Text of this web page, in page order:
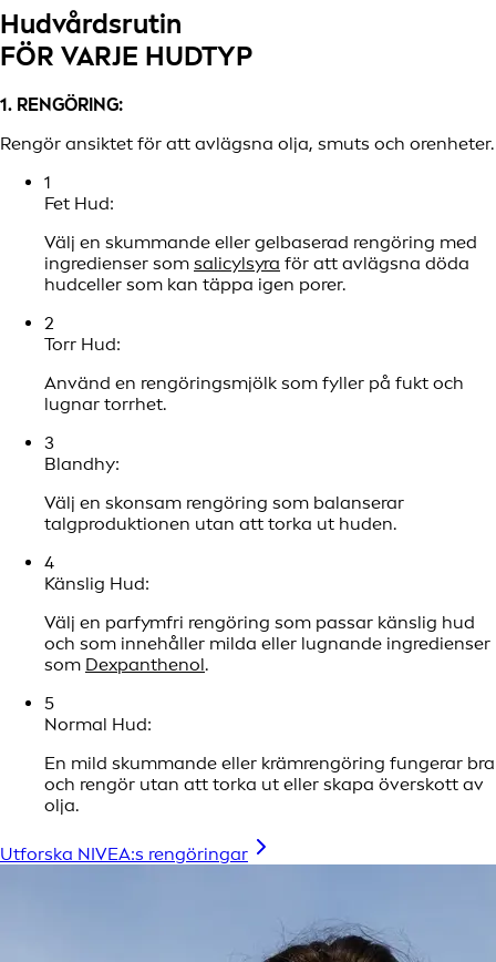
Hudvårdsrutin
FÖR VARJE HUDTYP
1. RENGÖRING:
Rengör ansiktet för att avlägsna olja, smuts och orenheter.
1
Fet Hud:
Välj en skummande eller gelbaserad rengöring med
ingredienser som salicylsyra för att avlägsna döda
hudceller som kan täppa igen porer.
2
Torr Hud:
Använd en rengöringsmjölk som fyller på fukt och
lugnar torrhet.
3
Blandhy:
Välj en skonsam rengöring som balanserar
talgproduktionen utan att torka ut huden.
4
Känslig Hud:
Välj en parfymfri rengöring som passar känslig hud
och som innehåller milda eller lugnande ingredienser
som Dexpanthenol.
5
Normal Hud:
En mild skummande eller krämrengöring fungerar bra
och rengör utan att torka ut eller skapa överskott av
olja.
Utforska NIVEA:s rengöringar